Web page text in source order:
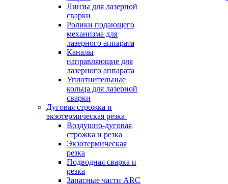
Линзы для лазерной
сварки
Ролики подающего
механизма для
лазерного аппарата
Каналы
направляющие для
лазерного аппарата
Уплотнительные
кольца для лазерной
сварки
Дуговая строжка и
экзотермическая резка
Воздушно-дуговая
строжка и резка
Экзотермическая
резка
Подводная сварка и
резка
Запасные части ARC